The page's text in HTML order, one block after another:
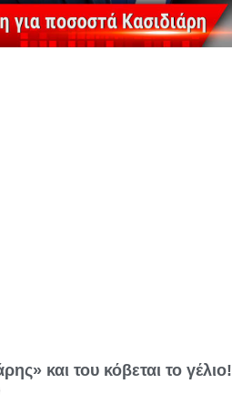
και του κόβεται το γέλιο!